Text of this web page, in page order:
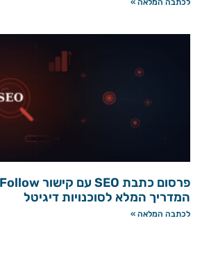
לכתבה המלאה »
המדריך המלא לסוכנויות דיגיטל
לכתבה המלאה »